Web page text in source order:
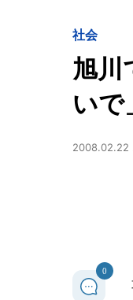
社会
旭川
いで
2008.02.22
0